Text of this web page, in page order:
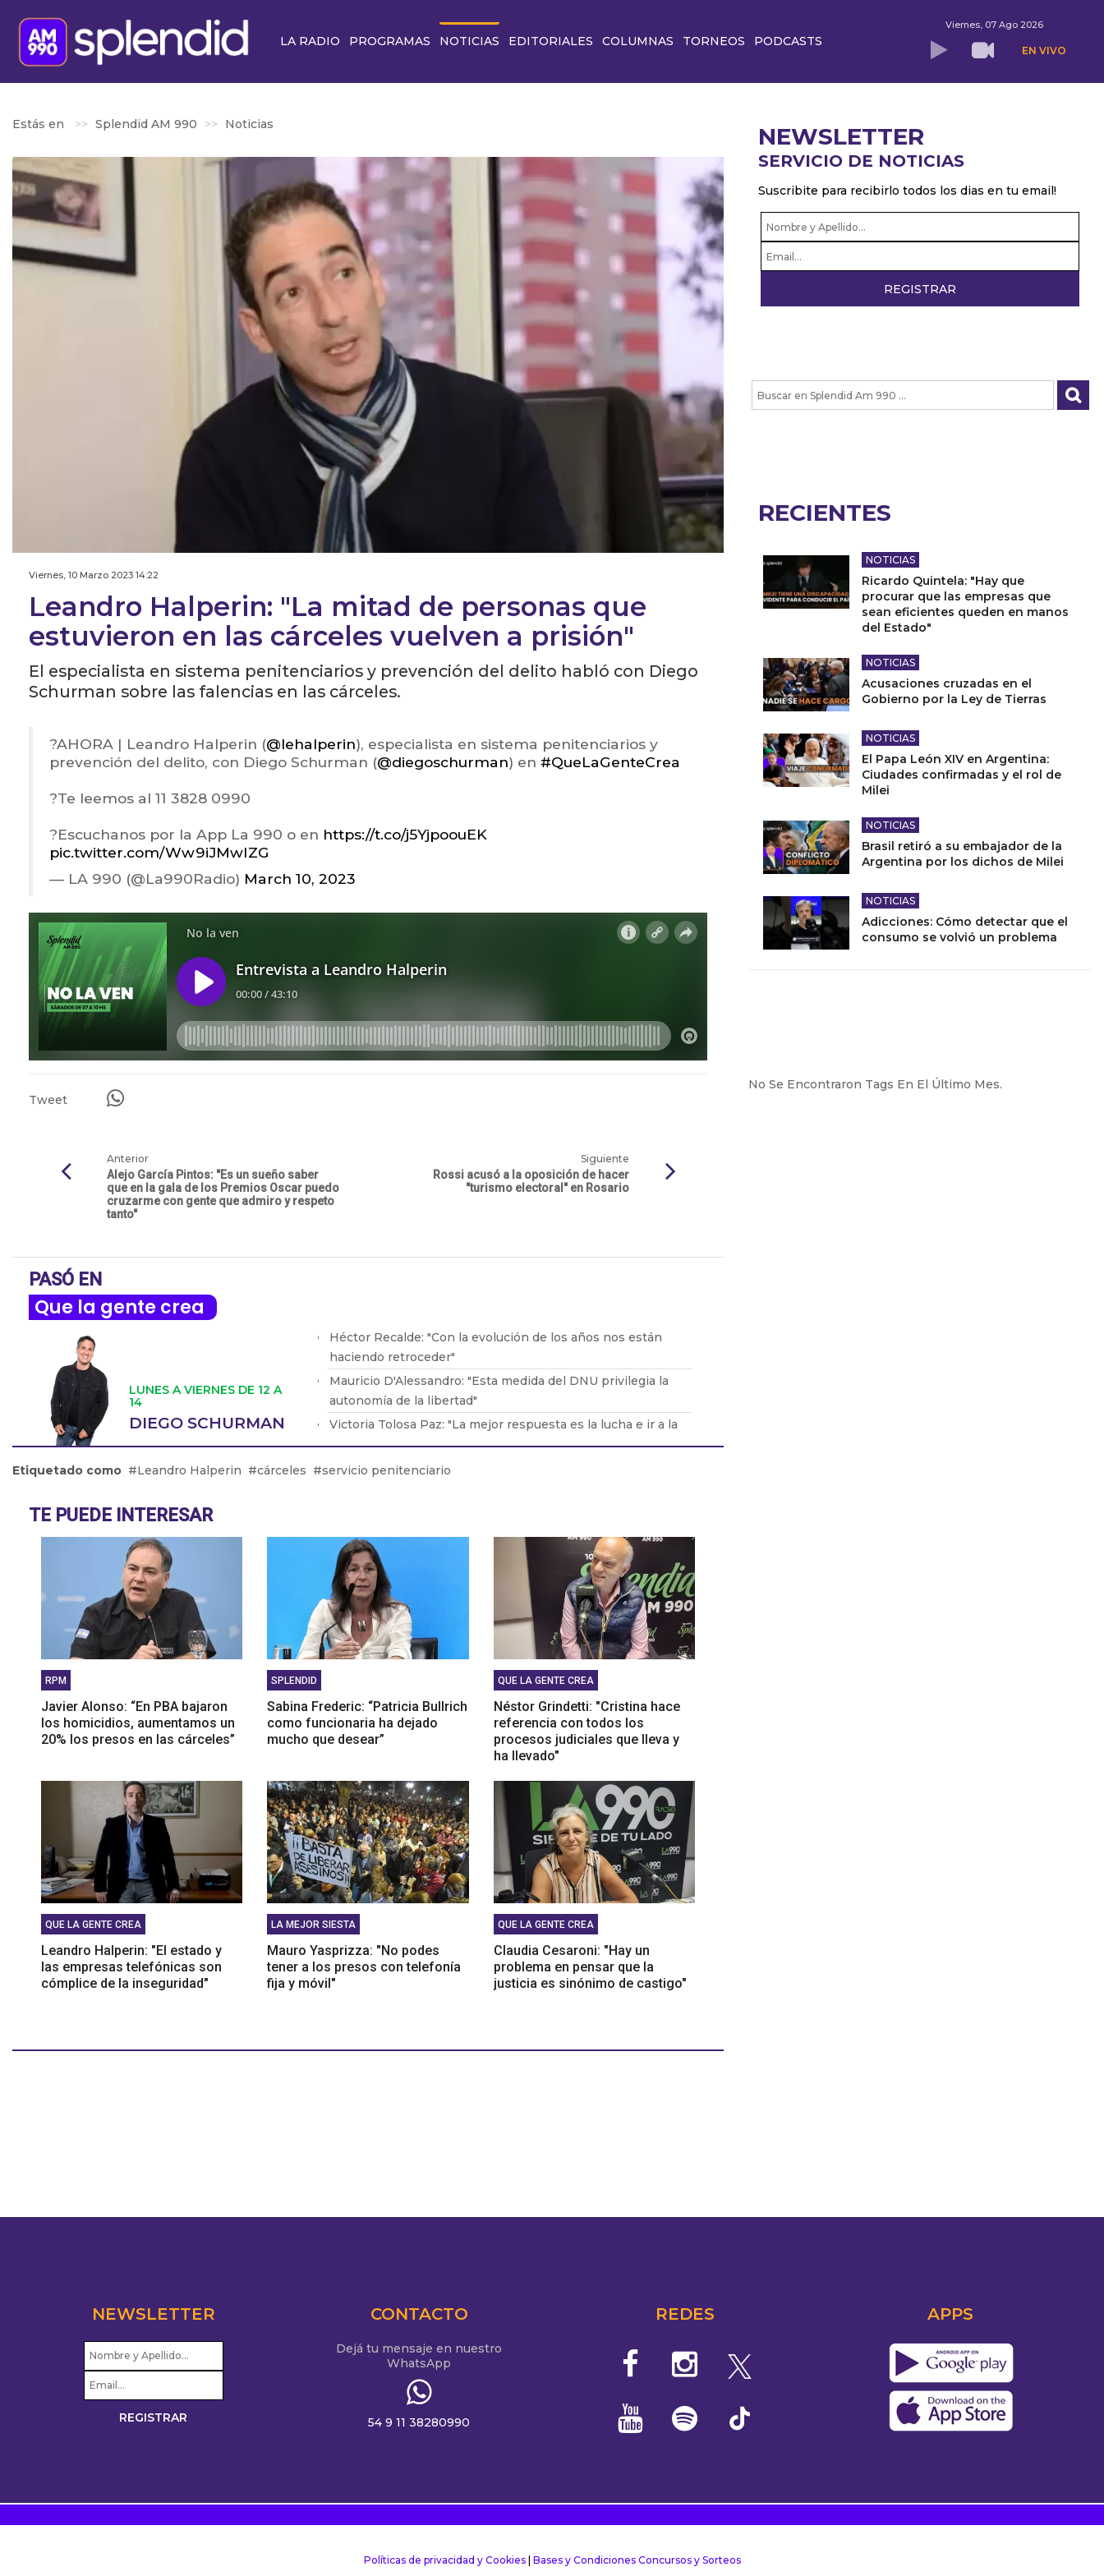
LA RADIO PROGRAMAS NOTICIAS EDITORIALES COLUMNAS TORNEOS PODCASTS
Viernes, 07 Ago 2026
EN VIVO
Estás en Splendid AM 990 Noticias
Viernes, 10 Marzo 2023 14:22
Leandro Halperin: "La mitad de personas que
estuvieron en las cárceles vuelven a prisión"
El especialista en sistema penitenciarios y prevención del delito habló con Diego
Schurman sobre las falencias en las cárceles.
?️AHORA | Leandro Halperin (@lehalperin), especialista en sistema penitenciarios y
prevención del delito, con Diego Schurman (@diegoschurman) en #QueLaGenteCrea
?Te leemos al 11 3828 0990
?Escuchanos por la App La 990 o en https://t.co/j5YjpoouEK
pic.twitter.com/Ww9iJMwIZG
— LA 990 (@La990Radio) March 10, 2023
Tweet
Anterior
Alejo García Pintos: "Es un sueño saber
que en la gala de los Premios Oscar puedo
cruzarme con gente que admiro y respeto
tanto"
Siguiente
Rossi acusó a la oposición de hacer
"turismo electoral" en Rosario
PASÓ EN
Que la gente crea
LUNES A VIERNES DE 12 A
14
DIEGO SCHURMAN
Héctor Recalde: "Con la evolución de los años nos están
haciendo retroceder"
Mauricio D'Alessandro: "Esta medida del DNU privilegia la
autonomía de la libertad"
Victoria Tolosa Paz: "La mejor respuesta es la lucha e ir a la
justicia"
Yamil Santoro: "No cuentan con un marco jurídico que los
Etiquetado como Leandro Halperin cárceles servicio penitenciario
TE PUEDE INTERESAR
RPM
Javier Alonso: “En PBA bajaron
los homicidios, aumentamos un
20% los presos en las cárceles”
SPLENDID
Sabina Frederic: “Patricia Bullrich
como funcionaria ha dejado
mucho que desear”
QUE LA GENTE CREA
Néstor Grindetti: "Cristina hace
referencia con todos los
procesos judiciales que lleva y
ha llevado"
QUE LA GENTE CREA
Leandro Halperin: "El estado y
las empresas telefónicas son
cómplice de la inseguridad"
LA MEJOR SIESTA
Mauro Yasprizza: "No podes
tener a los presos con telefonía
fija y móvil"
QUE LA GENTE CREA
Claudia Cesaroni: "Hay un
problema en pensar que la
justicia es sinónimo de castigo"
NEWSLETTER
SERVICIO DE NOTICIAS
Suscribite para recibirlo todos los dias en tu email!
RECIENTES
NOTICIAS
Ricardo Quintela: "Hay que
procurar que las empresas que
sean eficientes queden en manos
del Estado"
NOTICIAS
Acusaciones cruzadas en el
Gobierno por la Ley de Tierras
NOTICIAS
El Papa León XIV en Argentina:
Ciudades confirmadas y el rol de
Milei
NOTICIAS
Brasil retiró a su embajador de la
Argentina por los dichos de Milei
NOTICIAS
Adicciones: Cómo detectar que el
consumo se volvió un problema
No Se Encontraron Tags En El Último Mes.
NEWSLETTER CONTACTO
Dejá tu mensaje en nuestro
WhatsApp
54 9 11 38280990
REDES APPS
Políticas de privacidad y Cookies| Bases y Condiciones Concursos y Sorteos